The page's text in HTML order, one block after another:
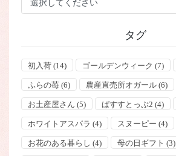
タグ
初入荷(14) ゴールデンウィーク (7)
ふらの苺(6) 農産直売所オガール(6)
お土産屋さん (5) ばすすとっぷ2 (4)
ホワイトアスパラ (4) スヌーピー (4)
お花のある暮らし (4) 母の日ギフト (3)